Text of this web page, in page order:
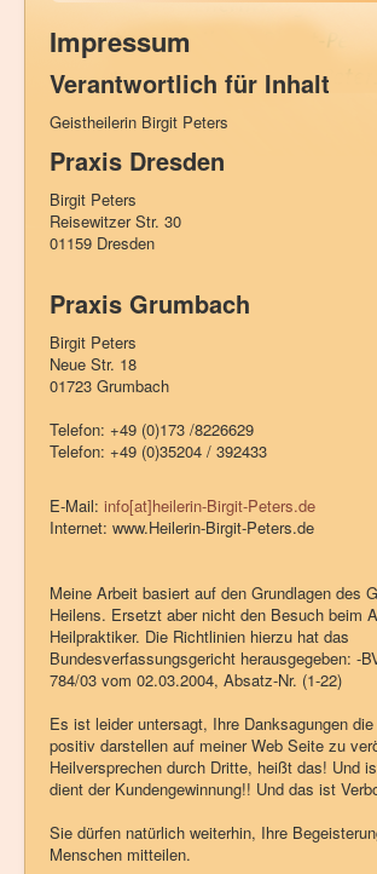
Impressum
Verantwortlich für Inhalt
Geistheilerin Birgit Peters
Praxis Dresden
Birgit Peters
Reisewitzer Str. 30
01159 Dresden
Praxis Grumbach
Birgit Peters
Neue Str. 18
01723 Grumbach
Telefon: +49 (0)173 /8226629
Telefon: +49 (0)35204 / 392433
E-Mail: info[at]heilerin-Birgit-Peters.de
Internet: www.Heilerin-Birgit-Peters.de
Meine Arbeit basiert auf den Grundlagen des
Heilens. Ersetzt aber nicht den Besuch beim
Heilpraktiker. Die Richtlinien hierzu hat das
Bundesverfassungsgericht herausgegeben: -
784/03 vom 02.03.2004, Absatz-Nr. (1-22)
Es ist leider untersagt, Ihre Danksagungen
positiv darstellen auf meiner Web Seite zu
Heilversprechen durch Dritte, heißt das! Und
dient der Kundengewinnung!! Und das ist
Sie dürfen natürlich weiterhin, Ihre
Menschen mitteilen.